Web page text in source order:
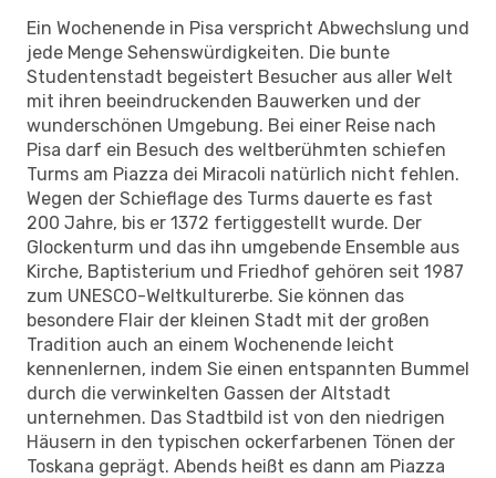
Ein Wochenende in Pisa verspricht Abwechslung und
jede Menge Sehenswürdigkeiten. Die bunte
Studentenstadt begeistert Besucher aus aller Welt
mit ihren beeindruckenden Bauwerken und der
wunderschönen Umgebung. Bei einer Reise nach
Pisa darf ein Besuch des weltberühmten schiefen
Turms am Piazza dei Miracoli natürlich nicht fehlen.
Wegen der Schieflage des Turms dauerte es fast
200 Jahre, bis er 1372 fertiggestellt wurde. Der
Glockenturm und das ihn umgebende Ensemble aus
Kirche, Baptisterium und Friedhof gehören seit 1987
zum UNESCO-Weltkulturerbe. Sie können das
besondere Flair der kleinen Stadt mit der großen
Tradition auch an einem Wochenende leicht
kennenlernen, indem Sie einen entspannten Bummel
durch die verwinkelten Gassen der Altstadt
unternehmen. Das Stadtbild ist von den niedrigen
Häusern in den typischen ockerfarbenen Tönen der
Toskana geprägt. Abends heißt es dann am Piazza